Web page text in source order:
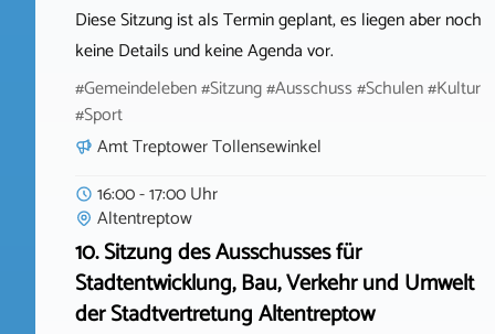
Diese Sitzung ist als Termin geplant, es liegen aber noch
keine Details und keine Agenda vor.
#Gemeindeleben #Sitzung #Ausschuss #Schulen #Kultur
#Sport
Amt Treptower Tollensewinkel
16:00 - 17:00 Uhr
Altentreptow
10. Sitzung des Ausschusses für
Stadtentwicklung, Bau, Verkehr und Umwelt
der Stadtvertretung Altentreptow